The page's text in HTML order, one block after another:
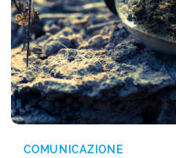
COMUNICAZIONE